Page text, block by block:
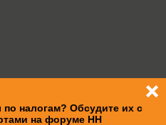
и авторские права
налогам? Обсудите их с
на форуме НН